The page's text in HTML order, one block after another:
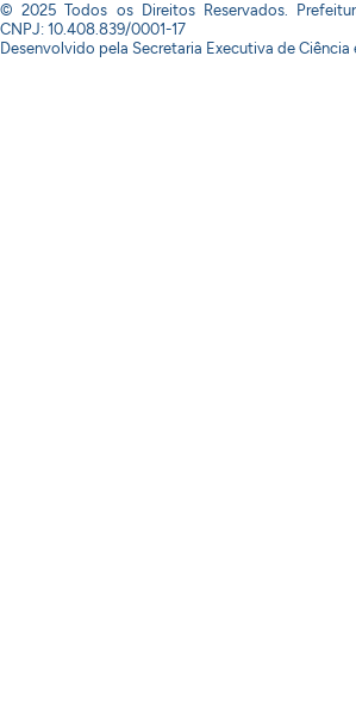
© 2025 Todos os Direitos Reservados.
CNPJ: 10.408.839/0001-17
Desenvolvido pela Secretaria Executiva de